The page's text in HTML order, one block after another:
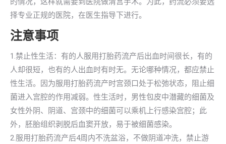
择专业正规的医院，在医生指导下进行。
注意事项
1.禁止性生活：有的人服用打胎药流产后出血时间很长，有的
人却很短，也有的人出血时有时无。无论哪种情况，都应禁止
性生活。因为服用打胎药流产时宫颈口处于松弛状态，阻止细
菌进入宫腔的作用减弱。性生活时，男性包皮中潜藏的细菌及
女性外阴、阴道、宫颈中的细菌可以乘机上行感染宫腔；此
外，胚胎组织剥脱后血窦开放，易于被细菌感染。
2.服用打胎药流产后4周内不洗盆浴，不做阴道冲洗，禁止游